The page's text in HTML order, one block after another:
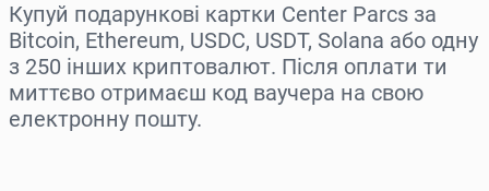
Купуй подарункові картки Center Parcs за
Bitcoin, Ethereum, USDC, USDT, Solana або одну
з 250 інших криптовалют. Після оплати ти
миттєво отримаєш код ваучера на свою
електронну пошту.